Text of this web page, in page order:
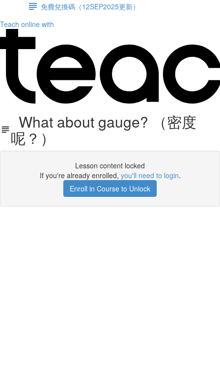
免費兌換碼（12SEP2025更新）
Teach online with
What about gauge? （密度
呢？）
Lesson content locked
If you're already enrolled, you'll need to login.
Enroll in Course to Unlock